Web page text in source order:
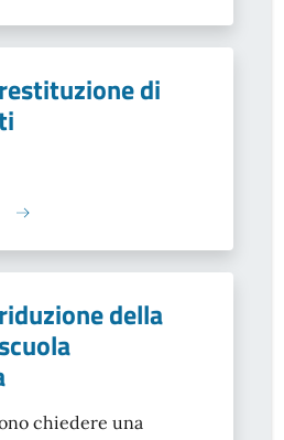
di
della
chiedere una